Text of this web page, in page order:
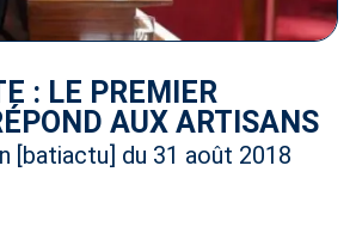
: LE PREMIER
AUX ARTISANS
[batiactu] du 31 août 2018